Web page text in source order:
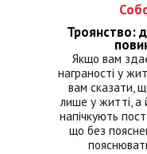
Троянство:
Якщо вам
награності у
вам сказати,
лише у житті, а
напічкують
що без